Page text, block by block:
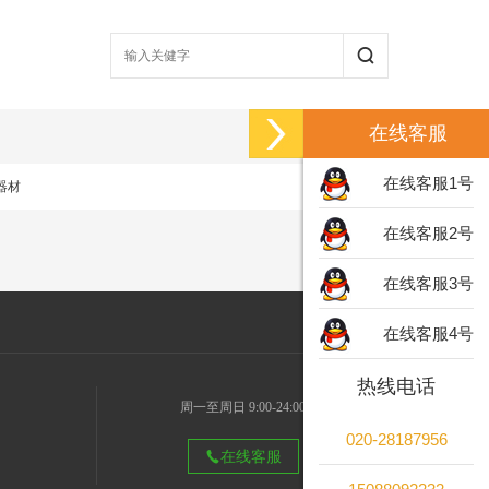
材
周一至周日 9:00-24:00
在线客服
在线客服
在线客服1号
在线客服2号
在线客服3号
在线客服4号
热线电话
020-28187956